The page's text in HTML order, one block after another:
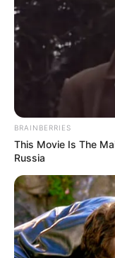
BRAINBERRIES
This Movie Is The
Russia